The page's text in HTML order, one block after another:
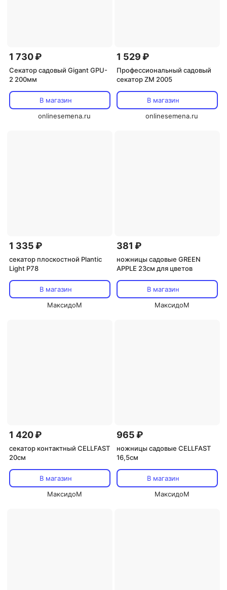
1 730 ₽
Секатор садовый Gigant GPU-
2 200мм
В магазин
onlinesemena.ru
1 529 ₽
Профессиональный садовый
секатор ZM 2005
В магазин
onlinesemena.ru
1 335 ₽
секатор плоскостной Plantic
Light P78
В магазин
МаксидоМ
381 ₽
ножницы садовые GREEN
APPLE 23см для цветов
В магазин
МаксидоМ
1 420 ₽
секатор контактный CELLFAST
20см
В магазин
МаксидоМ
965 ₽
ножницы садовые CELLFAST
16,5см
В магазин
МаксидоМ